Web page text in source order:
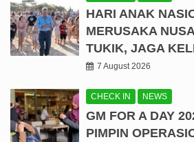
HARI ANAK
MERUSAKA
TUKIK, JAGA
7 August 2026
CHECK IN NEWS
GM FOR A DAY
PIMPIN